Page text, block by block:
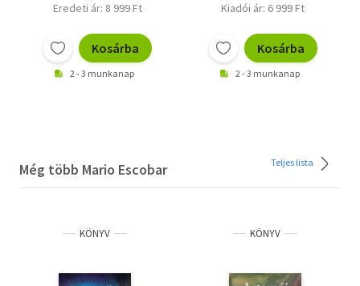
Eredeti ár: 8 999 Ft
Kosárba
2 - 3 munkanap
Kiadói ár: 6 999 Ft
Kosárba
2 - 3 munkanap
Még több Mario Escobar Teljes lista
KÖNYV KÖNYV